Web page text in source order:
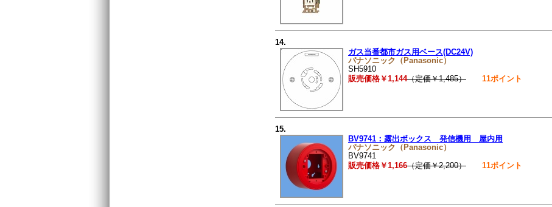
14.
ガス当番都市ガス用ベース(DC24V)
パナソニック（Panasonic）
SH5910
販売価格￥1,144（定価￥1,485） 11ポイント
15.
BV9741：露出ボックス 発信機用 屋内用
パナソニック（Panasonic）
BV9741
販売価格￥1,166（定価￥2,200） 11ポイント